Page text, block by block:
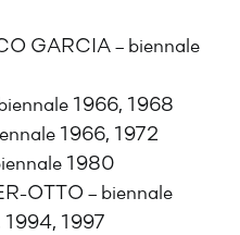
GARCIA – biennale
1966, 1968
1966, 1972
1980
OTTO – biennale
1994, 1997